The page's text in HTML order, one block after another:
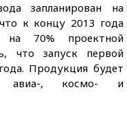
запланирован на
к концу 2013 года
на 70% проектной
что запуск первой
Продукция будет
авиа-, космо- и